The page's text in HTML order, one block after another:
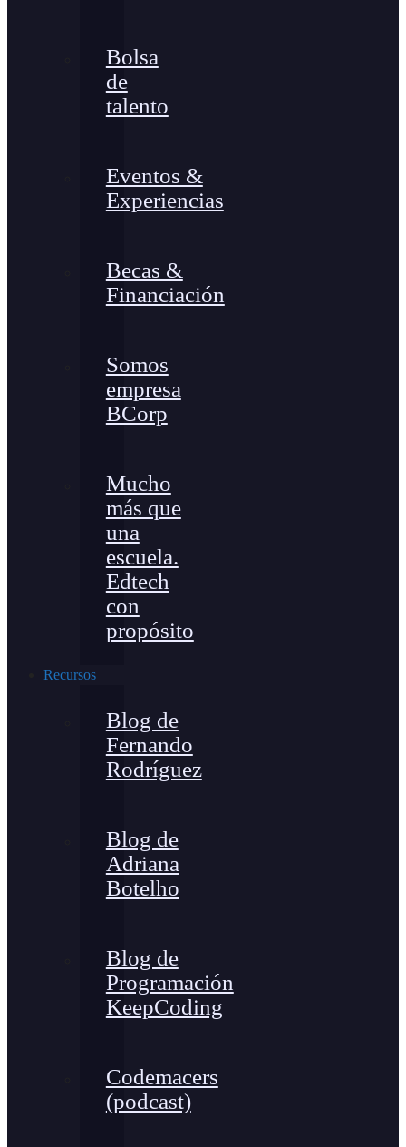
Bolsa
de
talento
Eventos &
Experiencias
Becas &
Financiación
Somos
empresa
BCorp
Mucho
más que
una
escuela.
Edtech
con
propósito
Recursos
Blog de
Fernando
Rodríguez
Blog de
Adriana
Botelho
Blog de
Programación
KeepCoding
Codemacers
(podcast)